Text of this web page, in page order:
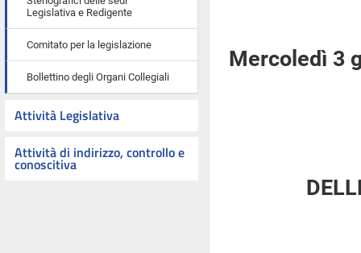
Legislativa e Redigente
Comitato per la legislazione
Bollettino degli Organi Collegiali
Attività Legislativa
Attività di indirizzo, controllo e
conoscitiva
Mercoledì 3